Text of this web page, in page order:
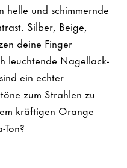
helle und schimmernde
Silber, Beige,
deine Finger
leuchtende Nagellack-
ein echter
zum Strahlen zu
kräftigen Orange